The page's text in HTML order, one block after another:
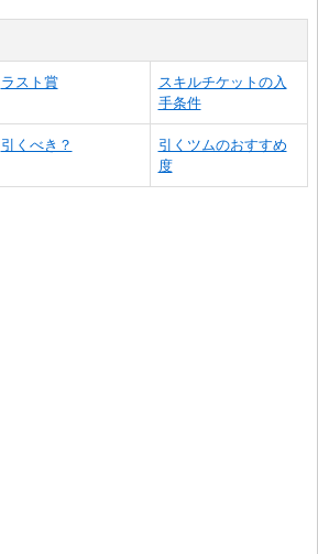
ラスト賞
スキルチケットの入
手条件
引くべき？
引くツムのおすすめ
度